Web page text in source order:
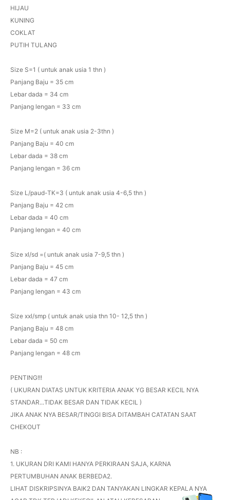
HIJAU
KUNING
COKLAT
PUTIH TULANG
Size S=1 ( untuk anak usia 1 thn )
Panjang Baju = 35 cm
Lebar dada = 34 cm
Panjang lengan = 33 cm
Size M=2 ( untuk anak usia 2-3thn )
Panjang Baju = 40 cm
Lebar dada = 38 cm
Panjang lengan = 36 cm
Size L/paud-TK=3 ( untuk anak usia 4-6,5 thn )
Panjang Baju = 42 cm
Lebar dada = 40 cm
Panjang lengan = 40 cm
Size xl/sd =( untuk anak usia 7-9,5 thn )
Panjang Baju = 45 cm
Lebar dada = 47 cm
Panjang lengan = 43 cm
Size xxl/smp ( untuk anak usia thn 10- 12,5 thn )
Panjang Baju = 48 cm
Lebar dada = 50 cm
Panjang lengan = 48 cm
PENTING!!!
( UKURAN DIATAS UNTUK KRITERIA ANAK YG BESAR KECIL NYA
STANDAR...TIDAK BESAR DAN TIDAK KECIL )
JIKA ANAK NYA BESAR/TINGGI BISA DITAMBAH CATATAN SAAT
CHEKOUT
NB :
1. UKURAN DRI KAMI HANYA PERKIRAAN SAJA, KARNA
PERTUMBUHAN ANAK BERBEDA2.
LIHAT DISKRIPSINYA BAIK2 DAN TANYAKAN LINGKAR KEPALA NYA